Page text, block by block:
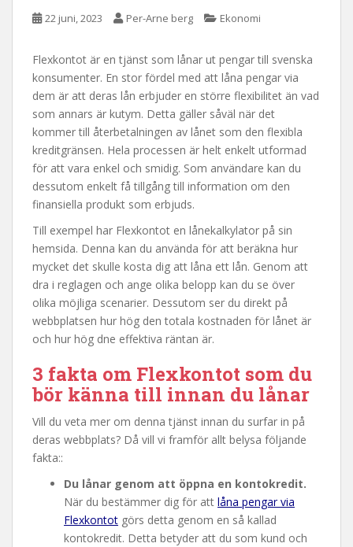
22 juni, 2023 Per-Arne berg Ekonomi
Flexkontot är en tjänst som lånar ut pengar till svenska
konsumenter. En stor fördel med att låna pengar via
dem är att deras lån erbjuder en större flexibilitet än vad
som annars är kutym. Detta gäller såväl när det
kommer till återbetalningen av lånet som den flexibla
kreditgränsen. Hela processen är helt enkelt utformad
för att vara enkel och smidig. Som användare kan du
dessutom enkelt få tillgång till information om den
finansiella produkt som erbjuds.
Till exempel har Flexkontot en lånekalkylator på sin
hemsida. Denna kan du använda för att beräkna hur
mycket det skulle kosta dig att låna ett lån. Genom att
dra i reglagen och ange olika belopp kan du se över
olika möjliga scenarier. Dessutom ser du direkt på
webbplatsen hur hög den totala kostnaden för lånet är
och hur hög dne effektiva räntan är.
3 fakta om Flexkontot som du
bör känna till innan du lånar
Vill du veta mer om denna tjänst innan du surfar in på
deras webbplats? Då vill vi framför allt belysa följande
fakta::
Du lånar genom att öppna en kontokredit.
När du bestämmer dig för att låna pengar via
Flexkontot görs detta genom en så kallad
kontokredit. Detta betyder att du som kund och